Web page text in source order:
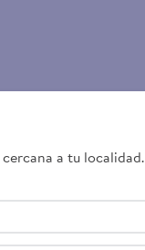
a tu localidad.